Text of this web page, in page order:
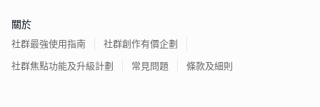
關於
社群最強使用指南
社群創作有價企劃
社群焦點功能及升級計劃
常見問題 條款及細則